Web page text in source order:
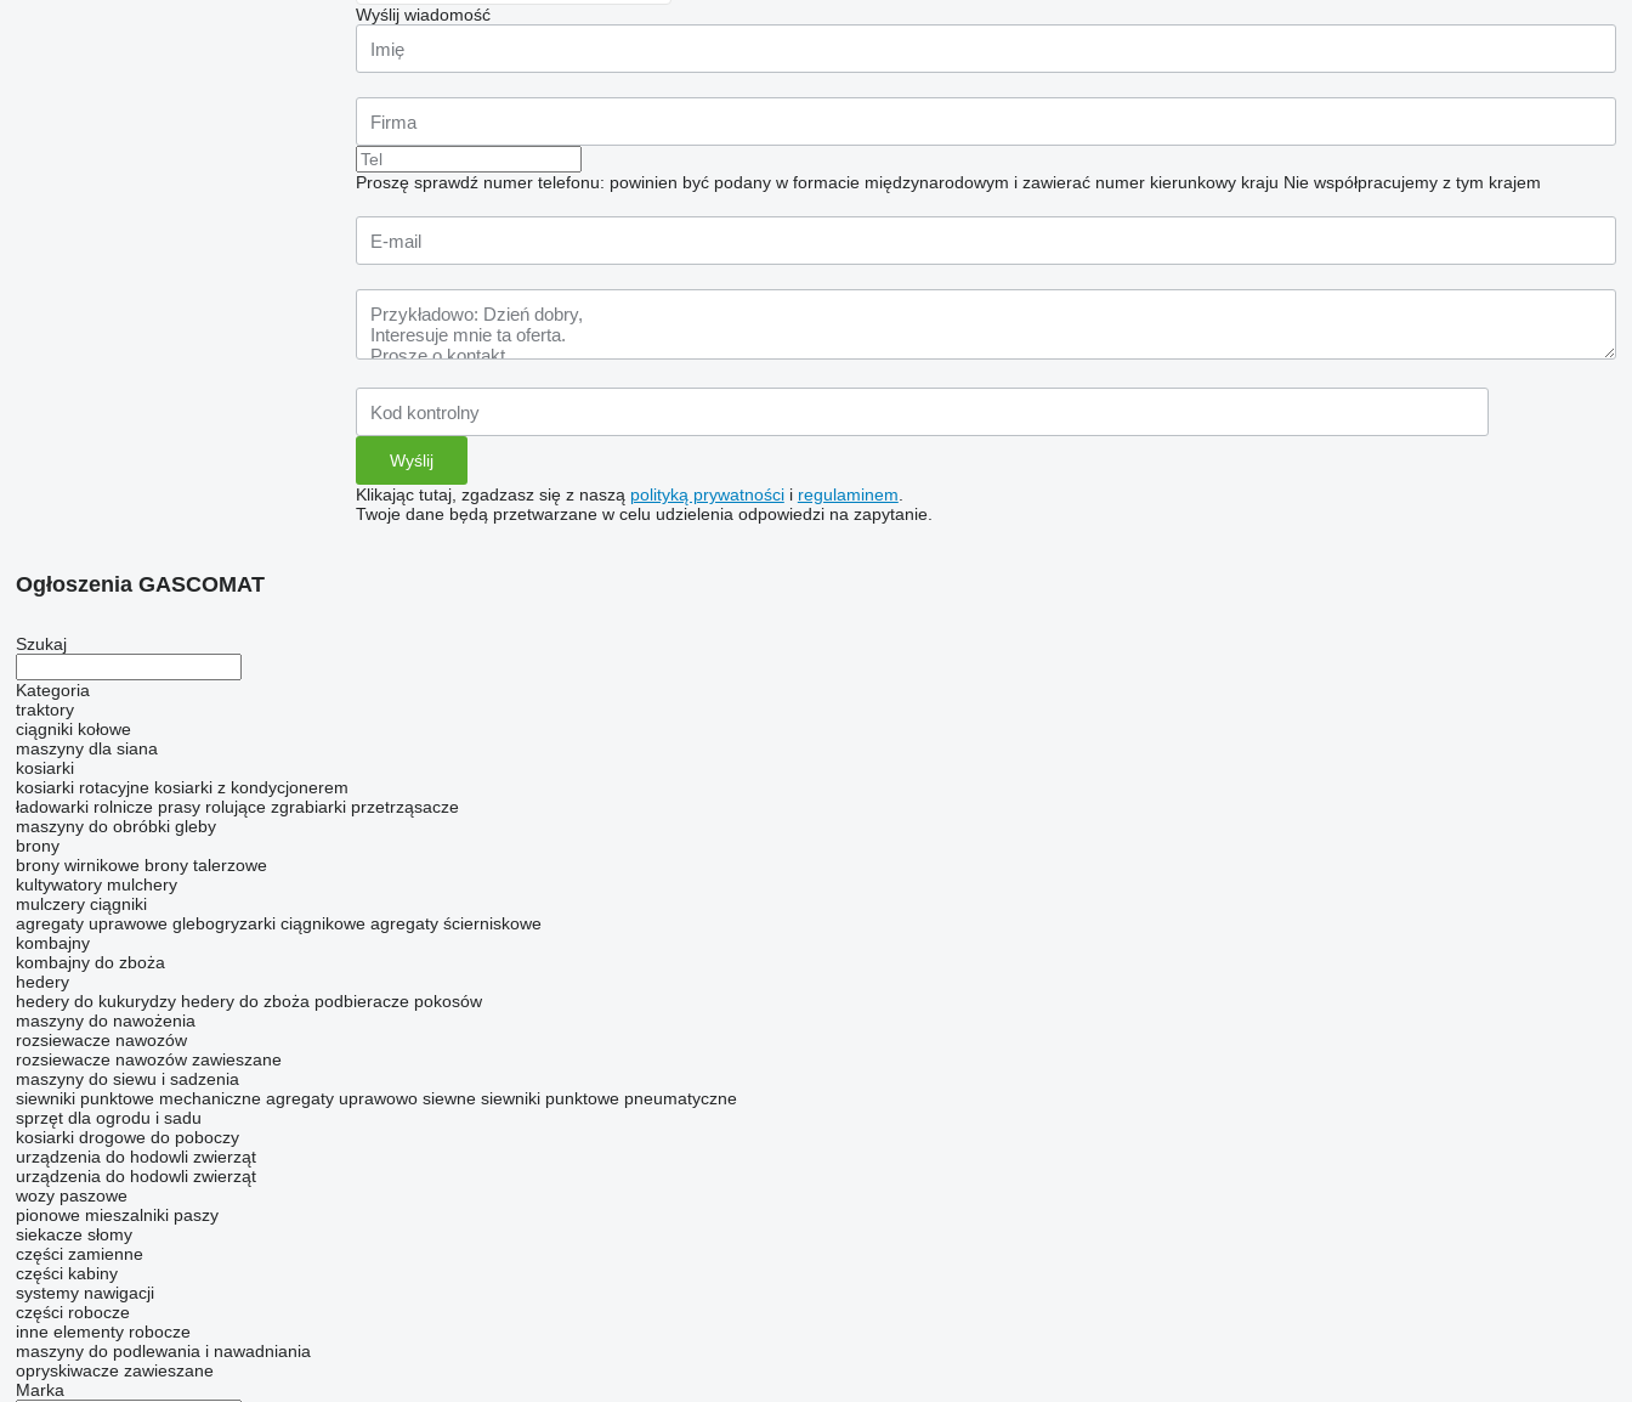
Wyślij wiadomość
Proszę sprawdź numer telefonu: powinien być podany w formacie międzynarodowym i zawierać numer kierunkowy kraju Nie współpracujemy z tym krajem
Klikając tutaj, zgadzasz się z naszą polityką prywatnościi regulaminem
Twoje dane będą przetwarzane w celu udzielenia odpowiedzi na zapytanie.
Ogłoszenia GASCOMAT
Szukaj
Kategoria
traktory
ciągniki kołowe
maszyny dla siana
kosiarki
kosiarki rotacyjne kosiarki z kondycjonerem
ładowarki rolnicze prasy rolujące zgrabiarki przetrząsacze
maszyny do obróbki gleby
brony
brony wirnikowe brony talerzowe
kultywatory mulchery
mulczery ciągniki
agregaty uprawowe glebogryzarki ciągnikowe agregaty ścierniskowe
kombajny
kombajny do zboża
hedery
hedery do kukurydzy hedery do zboża podbieracze pokosów
maszyny do nawożenia
rozsiewacze nawozów
rozsiewacze nawozów zawieszane
maszyny do siewu i sadzenia
siewniki punktowe mechaniczne agregaty uprawowo siewne siewniki punktowe pneumatyczne
sprzęt dla ogrodu i sadu
kosiarki drogowe do poboczy
urządzenia do hodowli zwierząt
urządzenia do hodowli zwierząt
wozy paszowe
pionowe mieszalniki paszy
siekacze słomy
części zamienne
części kabiny
systemy nawigacji
części robocze
inne elementy robocze
maszyny do podlewania i nawadniania
opryskiwacze zawieszane
Marka